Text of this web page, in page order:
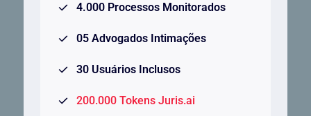
4.000 Processos Monitorados
05 Advogados Intimações
30 Usuários Inclusos
200.000 Tokens Juris.ai